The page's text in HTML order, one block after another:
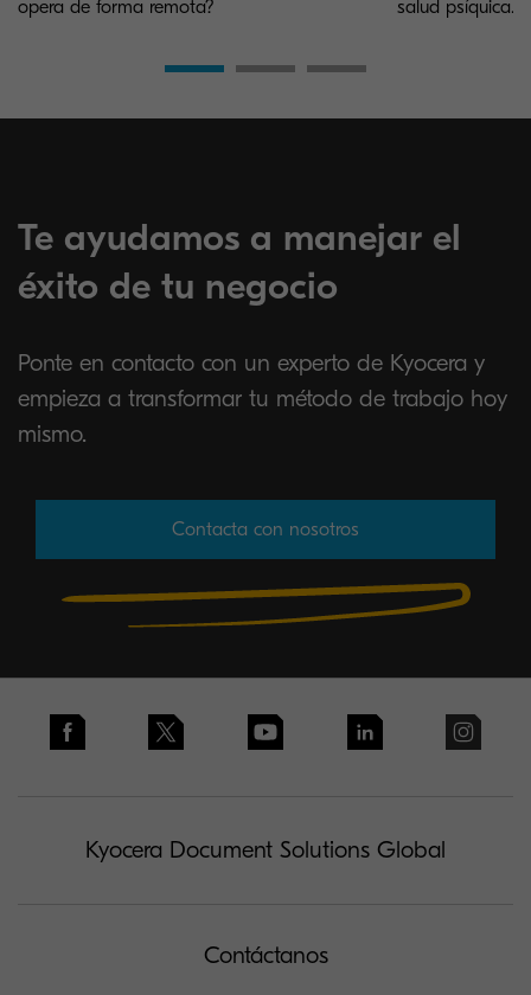
opera de forma remota?
salud psíquica.
Te ayudamos a manejar el
éxito de tu negocio
Ponte en contacto con un experto de Kyocera y
empieza a transformar tu método de trabajo hoy
mismo.
Contacta con nosotros
Kyocera Document Solutions Global
Contáctanos